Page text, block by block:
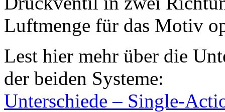
Luftmenge für das Motiv
Lest hier mehr über die
der beiden Systeme:
Unterschiede – Single-